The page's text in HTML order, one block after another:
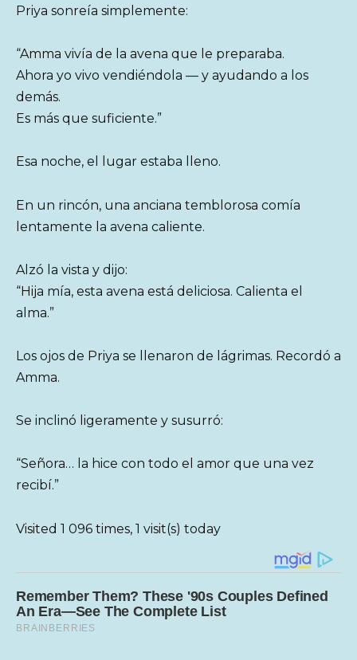
Priya sonreía simplemente:
“Amma vivía de la avena que le preparaba.
Ahora yo vivo vendiéndola — y ayudando a los
demás.
Es más que suficiente.”
Esa noche, el lugar estaba lleno.
En un rincón, una anciana temblorosa comía
lentamente la avena caliente.
Alzó la vista y dijo:
“Hija mía, esta avena está deliciosa. Calienta el
alma.”
Los ojos de Priya se llenaron de lágrimas. Recordó a
Amma.
Se inclinó ligeramente y susurró:
“Señora… la hice con todo el amor que una vez
recibí.”
Visited 1 096 times, 1 visit(s) today